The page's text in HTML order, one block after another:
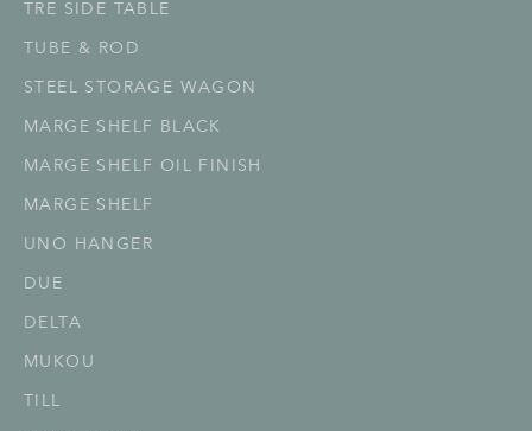
TRE SIDE TABLE
TUBE & ROD
STEEL STORAGE WAGON
MARGE SHELF BLACK
MARGE SHELF OIL FINISH
MARGE SHELF
UNO HANGER
DUE
DELTA
MUKOU
TILL